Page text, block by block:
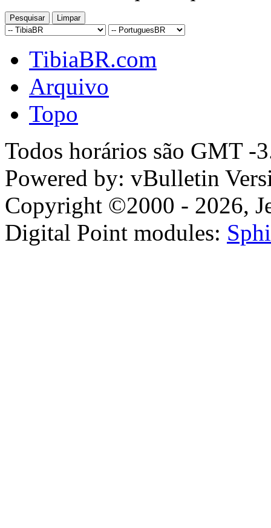
TibiaBR.com
Arquivo
Topo
Todos horários são GMT -
Powered by: vBulletin
Copyright ©2000 - 2026,
Digital Point modules: